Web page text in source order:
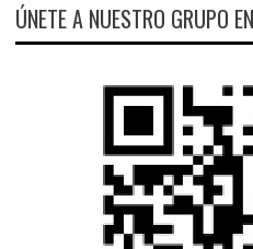
ÚNETE A NUESTRO GRUPO